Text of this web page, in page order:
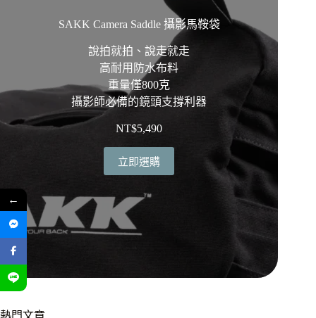
SAKK Camera Saddle 攝影馬鞍袋
說拍就拍、說走就走
高耐用防水布料
重量僅800克
攝影師必備的鏡頭支撐利器
NT$5,490
立即選購
熱門文章
←